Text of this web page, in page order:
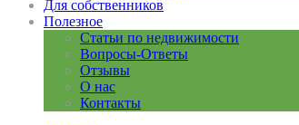
Для собственников
Полезное
Статьи по недвижимости
Вопросы-Ответы
Отзывы
О нас
Контакты